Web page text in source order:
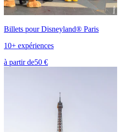
Billets pour Disneyland® Paris
10+ expériences
à partir de50 €